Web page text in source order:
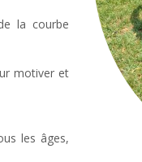
la courbe
motiver et
les âges,